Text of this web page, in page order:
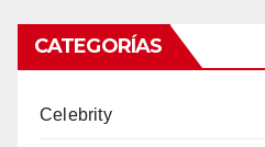
CATEGORÍAS
Celebrity